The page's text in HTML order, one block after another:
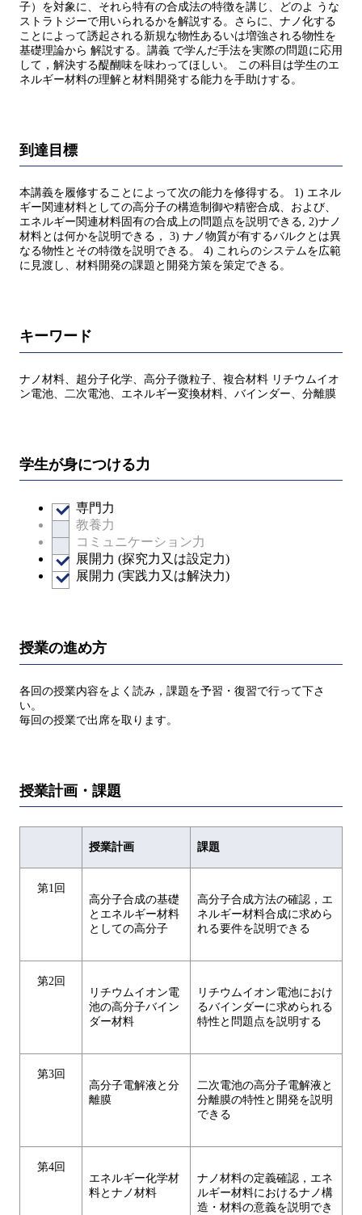
子）を対象に、それら特有の合成法の特徴を講じ、どのよ うな
ストラトジーで用いられるかを解説する。さらに、ナノ化する
ことによって誘起される新規な物性あるいは増強される物性を
基礎理論から 解説する。講義 で学んだ手法を実際の問題に応用
して，解決する醍醐味を味わってほしい。 この科目は学生のエ
ネルギー材料の理解と材料開発する能力を手助けする。
到達目標
本講義を履修することによって次の能力を修得する。 1) エネル
ギー関連材料としての高分子の構造制御や精密合成、および、
エネルギー関連材料固有の合成上の問題点を説明できる, 2)ナノ
材料とは何かを説明できる， 3) ナノ物質が有するバルクとは異
なる物性とその特徴を説明できる。 4) これらのシステムを広範
に見渡し、材料開発の課題と開発方策を策定できる。
キーワード
ナノ材料、超分子化学、高分子微粒子、複合材料 リチウムイオ
ン電池、二次電池、エネルギー変換材料、バインダー、分離膜
学生が身につける力
専門力
教養力
コミュニケーション力
展開力 (探究力又は設定力)
展開力 (実践力又は解決力)
授業の進め方
各回の授業内容をよく読み，課題を予習・復習で行って下さ
い。
毎回の授業で出席を取ります。
授業計画・課題
授業計画 課題
第1回
高分子合成の基礎
とエネルギー材料
としての高分子
高分子合成方法の確認，エ
ネルギー材料合成に求めら
れる要件を説明できる
第2回
リチウムイオン電
池の高分子バイン
ダー材料
リチウムイオン電池におけ
るバインダーに求められる
特性と問題点を説明する
第3回
高分子電解液と分
離膜
二次電池の高分子電解液と
分離膜の特性と開発を説明
できる
第4回
エネルギー化学材
料とナノ材料
ナノ材料の定義確認，エネ
ルギー材料におけるナノ構
造・材料の意義を説明でき